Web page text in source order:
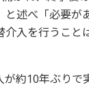
述べ「必要が
入を行うこ
約10年ぶり